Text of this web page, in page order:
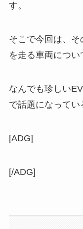
す。
そこで今回は、
を走る車両につい
なんでも珍しい
で話題になってい
[ADG]
[/ADG]